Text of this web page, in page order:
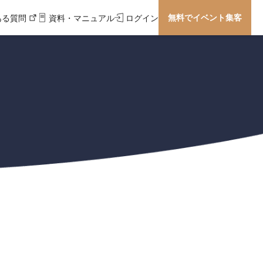
質問 資料・マニュアル ログイン 無料でイベント集客